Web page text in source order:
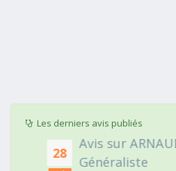
Les derniers avis publiés
28
Avis sur
Généraliste